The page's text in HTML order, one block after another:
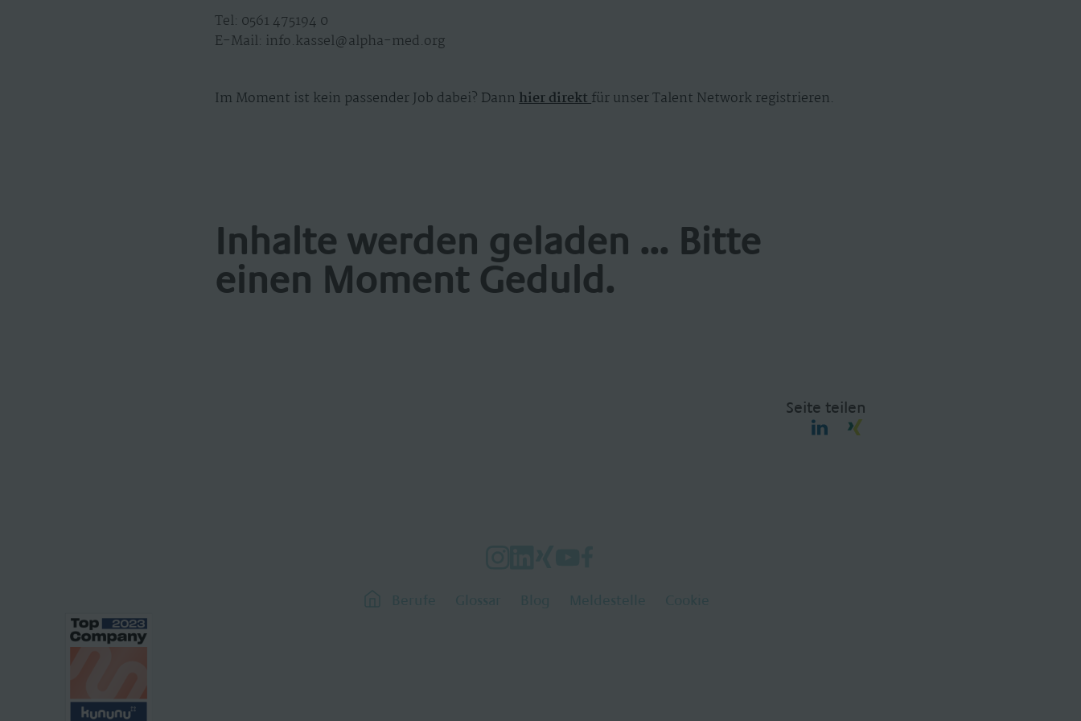
Tel: 0561 475194 0
E-Mail: info.kassel@alpha-med.org
Im Moment ist kein passender Job dabei? Dannhier direktfür unser Talent Network registrieren.
Inhalte werden geladen ... Bitte
einen Moment Geduld.
Seite teilen